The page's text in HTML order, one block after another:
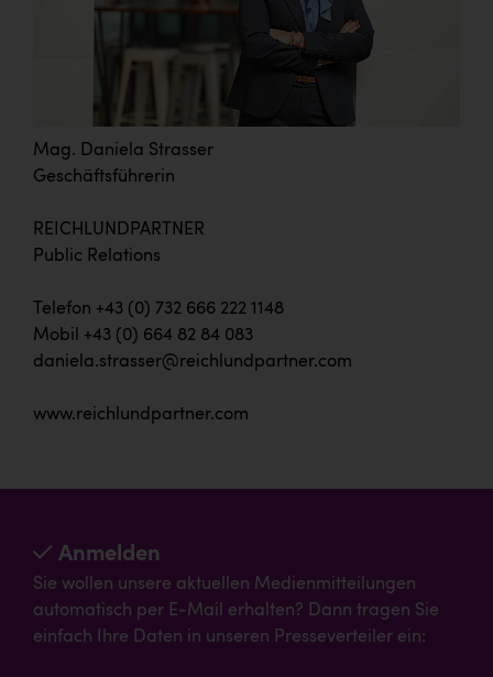
Mag. Daniela Strasser
Geschäftsführerin
REICHLUNDPARTNER
Public Relations
Telefon +43 (0) 732 666 222 1148
Mobil +43 (0) 664 82 84 083
daniela.strasser@reichlundpartner.com
www.reichlundpartner.com
Anmelden
Sie wollen unsere aktuellen Medienmitteilungen
automatisch per E-Mail erhalten? Dann tragen Sie
einfach Ihre Daten in unseren Presseverteiler ein: